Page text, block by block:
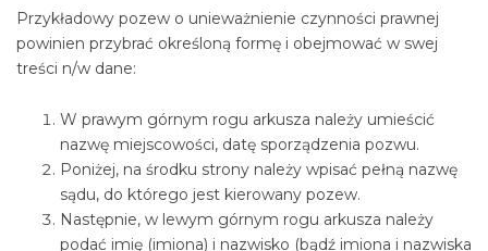
Przykładowy pozew o unieważnienie czynności prawnej
powinien przybrać określoną formę i obejmować w swej
treści n/w dane:
W prawym górnym rogu arkusza należy umieścić
nazwę miejscowości, datę sporządzenia pozwu.
Poniżej, na środku strony należy wpisać pełną nazwę
sądu, do którego jest kierowany pozew.
Następnie, w lewym górnym rogu arkusza należy
podać imię (imiona) i nazwisko (bądź imiona i nazwiska